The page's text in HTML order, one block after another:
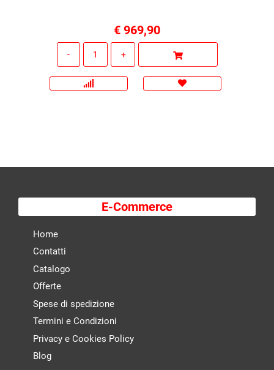
€ 969,90
E-Commerce
Home
Contatti
Catalogo
Offerte
Spese di spedizione
Termini e Condizioni
Privacy e Cookies Policy
Blog